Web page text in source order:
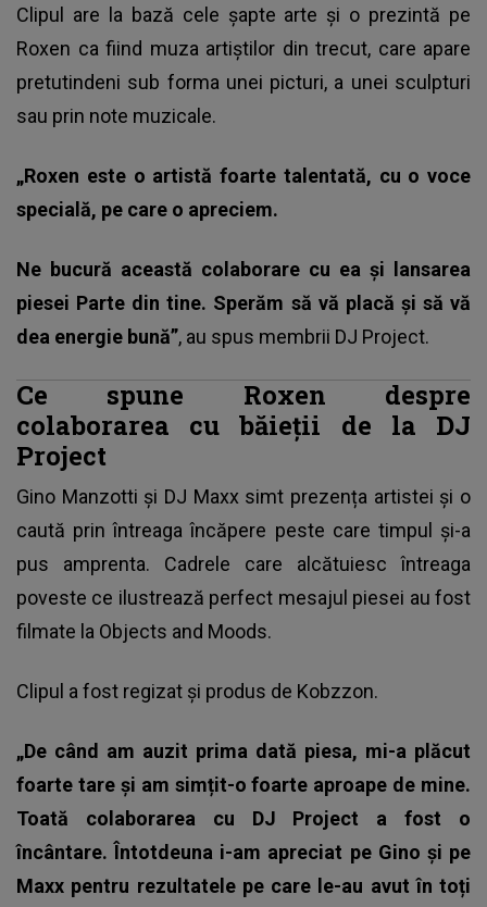
Clipul are la bază cele șapte arte și o prezintă pe
Roxen ca fiind muza artiștilor din trecut, care apare
pretutindeni sub forma unei picturi, a unei sculpturi
sau prin note muzicale.
„Roxen este o artistă foarte talentată, cu o voce
specială, pe care o apreciem.
Ne bucură această colaborare cu ea și lansarea
piesei Parte din tine. Sperăm să vă placă și să vă
dea energie bună”, au spus membrii DJ Project.
Ce spune Roxen despre
colaborarea cu băieții de la DJ
Project
Gino Manzotti și DJ Maxx simt prezența artistei și o
caută prin întreaga încăpere peste care timpul și-a
pus amprenta. Cadrele care alcătuiesc întreaga
poveste ce ilustrează perfect mesajul piesei au fost
filmate la Objects and Moods.
Clipul a fost regizat și produs de Kobzzon.
„De când am auzit prima dată piesa, mi-a plăcut
foarte tare și am simțit-o foarte aproape de mine.
Toată colaborarea cu DJ Project a fost o
încântare. Întotdeuna i-am apreciat pe Gino și pe
Maxx pentru rezultatele pe care le-au avut în toți